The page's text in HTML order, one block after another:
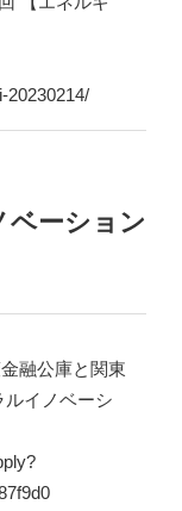
20230214/
ベーション
融公庫と関東
イノベーシ